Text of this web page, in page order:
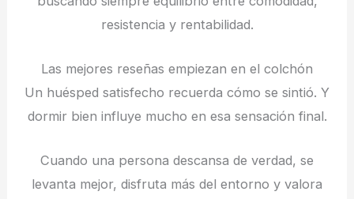
resistencia y rentabilidad.
Las mejores reseñas empiezan en el colchón
Un huésped satisfecho recuerda cómo se sintió. Y
dormir bien influye mucho en esa sensación final.
Cuando una persona descansa de verdad, se
levanta mejor, disfruta más del entorno y valora